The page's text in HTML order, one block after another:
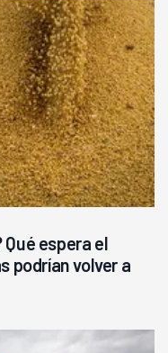
espera el
podrían volver a